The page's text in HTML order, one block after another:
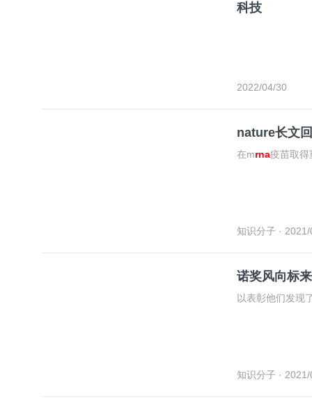
科技
2022/04/30
nature长文
在mrna疫苗取得
知识分子 ·
诺奖风向标
以表彰他们发现
知识分子 ·